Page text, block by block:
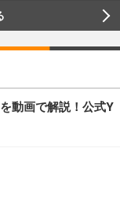
動画で解説！公式Y